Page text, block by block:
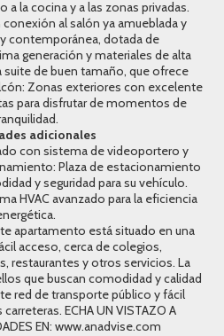
a la cocina y a las zonas privadas.
al salón ya amueblada y
contemporánea, dotada de
generación y materiales de alta
de buen tamaño, que ofrece
Zonas exteriores con excelente
para disfrutar de momentos de
adicionales
con sistema de videoportero y
Plaza de estacionamiento
y seguridad para su vehículo.
HVAC avanzado para la eficiencia
apartamento está situado en una
acceso, cerca de colegios,
restaurantes y otros servicios. La
que buscan comodidad y calidad
red de transporte público y fácil
ECHA UN VISTAZO A
EN: www.anadvise.com